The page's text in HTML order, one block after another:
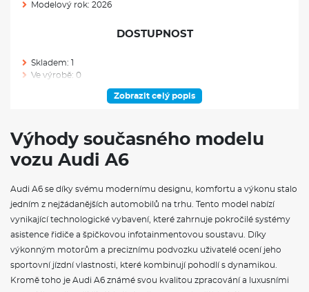
Modelový rok: 2026
DOSTUPNOST
Skladem: 1
Ve výrobě: 0
VÝBAVA NAD RÁMEC VÝBAVOVÉHO STUPNĚ
Paket Tech pro Tech pro nabízí inovativní technologie Audi.
Mezi prvky nejvyšší výbavy patří mimo jiné digitální zadní
světla OLED, matrix LED světlomety a adaptivní tempomat
ovládání, 3D a 360° prostorové kamery, Asistent nouzového
brzdění vpředu a vzadu, Vyhřívání sedadel, přední a zadní,
Vyhřívání volantu, Elektricky nastavitelný sloupek řízení,
Servomechanické dovírání dveří, Dálkové ovládání
garážových vrat, Sportovní diferenciál quattro Tech pro dále
LED světlomety, Systém čištění světlometů, Komfortní paket
s vnějšími zpětnými zrcátky, elektricky nastavitelná, vyhřívaná
Zobrazit celý popis
Výhody současného modelu
vozu Audi A6
Audi A6 se díky svému modernímu designu, komfortu a výkonu stalo
jedním z nejžádanějších automobilů na trhu. Tento model nabízí
vynikající technologické vybavení, které zahrnuje pokročilé systémy
asistence řidiče a špičkovou infotainmentovou soustavu. Díky
výkonným motorům a preciznímu podvozku uživatelé ocení jeho
sportovní jízdní vlastnosti, které kombinují pohodlí s dynamikou.
Kromě toho je Audi A6 známé svou kvalitou zpracování a luxusními